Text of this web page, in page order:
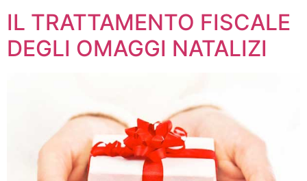
IL TRATTAMENTO FISCALE
DEGLI OMAGGI NATALIZI